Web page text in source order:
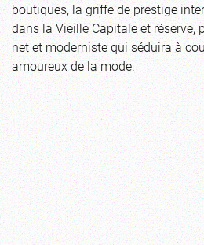
boutiques, la griffe de prestige
dans la Vieille Capitale et réserve,
net et moderniste qui séduira à
amoureux de la mode.